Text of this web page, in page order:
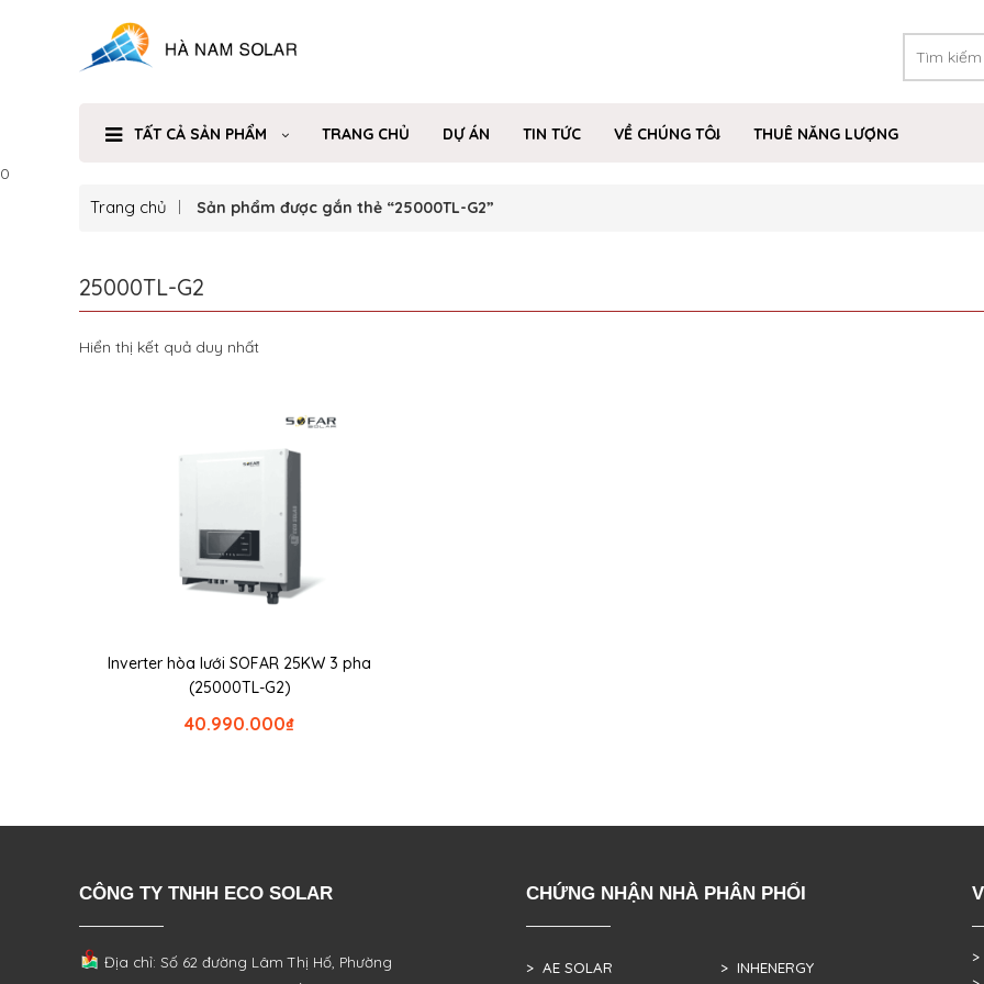
TẤT CẢ SẢN PHẨM TRANG CHỦ DỰ ÁN TIN TỨC VỀ CHÚNG TÔI
THUÊ NĂNG LƯỢNG
0
Trang chủ Sản phẩm được gắn thẻ “25000TL-G2”
25000TL-G2
Hiển thị kết quả duy nhất
Inverter hòa lưới SOFAR 25KW 3 pha
(25000TL-G2)
₫
40.990.000
CÔNG TY TNHH ECO SOLAR
Địa chỉ: Số 62 đường Lâm Thị Hố, Phường
CHỨNG NHẬN NHÀ PHÂN PHỐI
> AE SOLAR > INHENERGY
>